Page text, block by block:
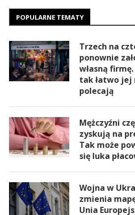
POPULARNE TEMATY
Trzech na
ponownie
własną
tak łatwo jej
polecają
Mężczyźni
zyskują na
Tak może
się luka
Wojna w
zmienia
Unia